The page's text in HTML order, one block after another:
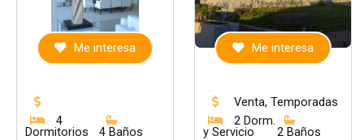
Me interesa
4
Dormitorios
4 Baños
Me interesa
Venta, Temporadas
2 Dorm.
y Servicio
2 Baños